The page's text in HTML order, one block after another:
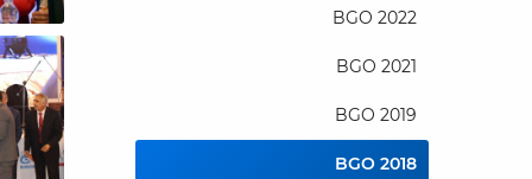
BGO 2022
BGO 2021
BGO 2019
BGO 2018